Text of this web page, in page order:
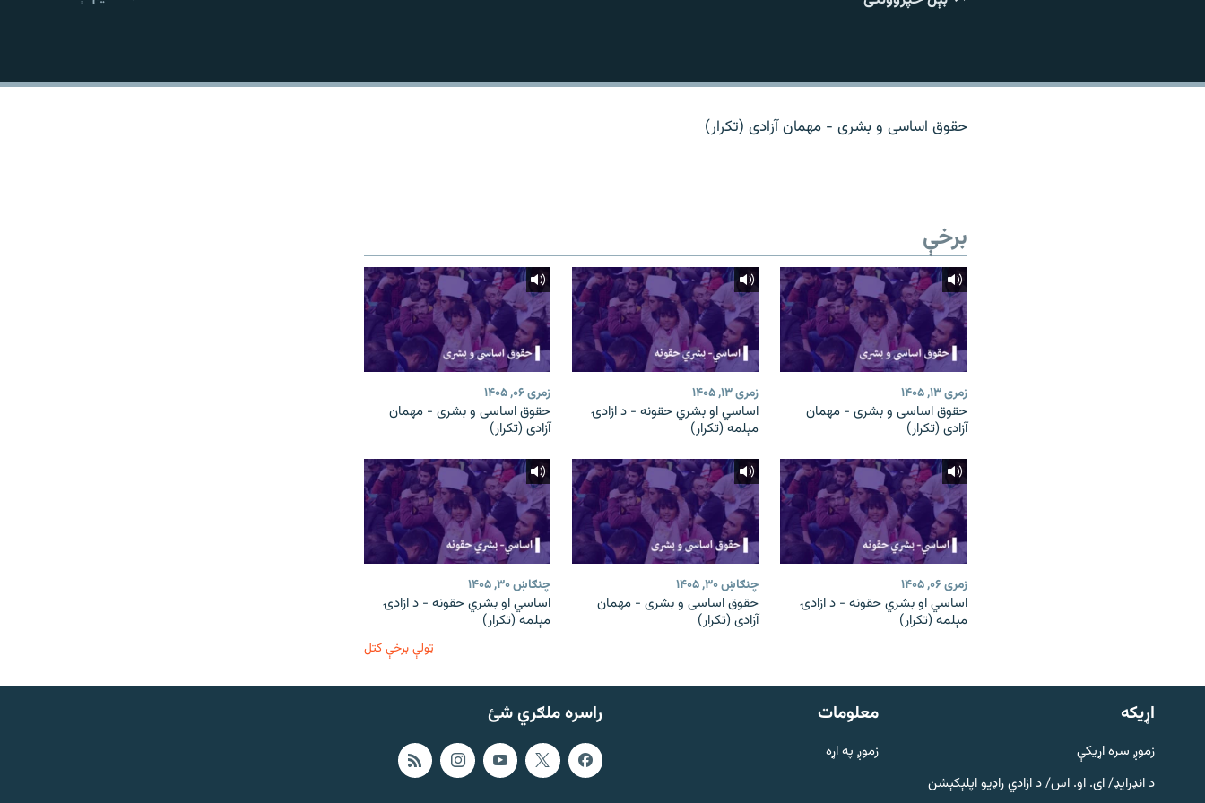
راسره ملګري شئ
EMBED
حقوق اساسی و بشری - مهمان آزادی (تکرار)
برخې
زمری ۱۳, ۱۴۰۵
حقوق اساسی و بشری - مهمان
آزادی (تکرار)
زمری ۱۳, ۱۴۰۵
اساسي او بشري حقونه - د ازادۍ
مېلمه (تکرار)
زمری ۰۶, ۱۴۰۵
حقوق اساسی و بشری - مهمان
آزادی (تکرار)
زمری ۰۶, ۱۴۰۵
اساسي او بشري حقونه - د ازادۍ
مېلمه (تکرار)
چنګاښ ۳۰, ۱۴۰۵
حقوق اساسی و بشری - مهمان
آزادی (تکرار)
چنګاښ ۳۰, ۱۴۰۵
اساسي او بشري حقونه - د ازادۍ
مېلمه (تکرار)
ټولې برخې کتل
راسره ملګري شئ اړيکه
زموږ سره اړیکې
د انډرایډ/ ای. او. اس/ د ازادي راډیو اپلېکېشن
معلومات
زموږ په اړه